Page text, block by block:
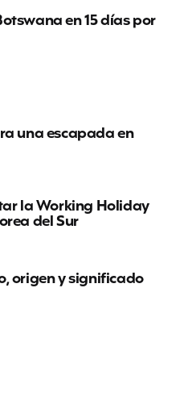
en 15 días por
una escapada en
la Working Holiday
del Sur
origen y significado